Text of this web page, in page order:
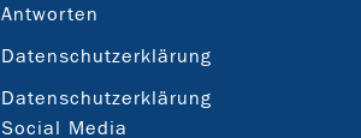
Antworten
Datenschutzerklärung
Datenschutzerklärung
Social Media